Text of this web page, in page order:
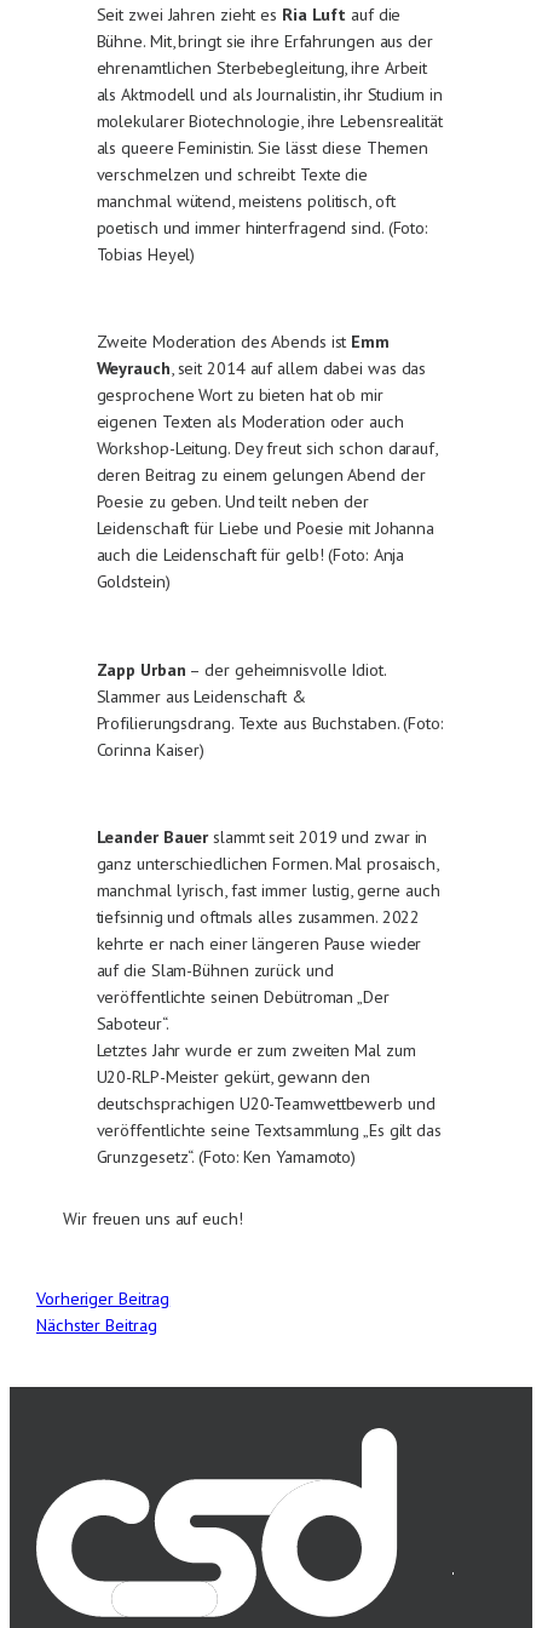
Seit zwei Jahren zieht es Ria Luft auf die
Bühne. Mit, bringt sie ihre Erfahrungen aus der
ehrenamtlichen Sterbebegleitung, ihre Arbeit
als Aktmodell und als Journalistin, ihr Studium in
molekularer Biotechnologie, ihre Lebensrealität
als queere Feministin. Sie lässt diese Themen
verschmelzen und schreibt Texte die
manchmal wütend, meistens politisch, oft
poetisch und immer hinterfragend sind. (Foto:
Tobias Heyel)
Zweite Moderation des Abends ist Emm
Weyrauch, seit 2014 auf allem dabei was das
gesprochene Wort zu bieten hat ob mir
eigenen Texten als Moderation oder auch
Workshop-Leitung. Dey freut sich schon darauf,
deren Beitrag zu einem gelungen Abend der
Poesie zu geben. Und teilt neben der
Leidenschaft für Liebe und Poesie mit Johanna
auch die Leidenschaft für gelb! (Foto: Anja
Goldstein)
Zapp Urban – der geheimnisvolle Idiot.
Slammer aus Leidenschaft &
Profilierungsdrang. Texte aus Buchstaben. (Foto:
Corinna Kaiser)
Leander Bauerslammt seit 2019 und zwar in
ganz unterschiedlichen Formen. Mal prosaisch,
manchmal lyrisch, fast immer lustig, gerne auch
tiefsinnig und oftmals alles zusammen. 2022
kehrte er nach einer längeren Pause wieder
auf die Slam-Bühnen zurück und
veröffentlichte seinen Debütroman „Der
Saboteur“.
Letztes Jahr wurde er zum zweiten Mal zum
U20-RLP-Meister gekürt, gewann den
deutschsprachigen U20-Teamwettbewerb und
veröffentlichte seine Textsammlung „Es gilt das
Grunzgesetz“. (Foto: Ken Yamamoto)
Wir freuen uns auf euch!
Vorheriger Beitrag
Nächster Beitrag